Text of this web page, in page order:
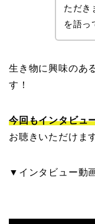
ただき
を語っ
生き物に興味のあ
す！
今回もインタビュ
お聴きいただけま
▼インタビュー動